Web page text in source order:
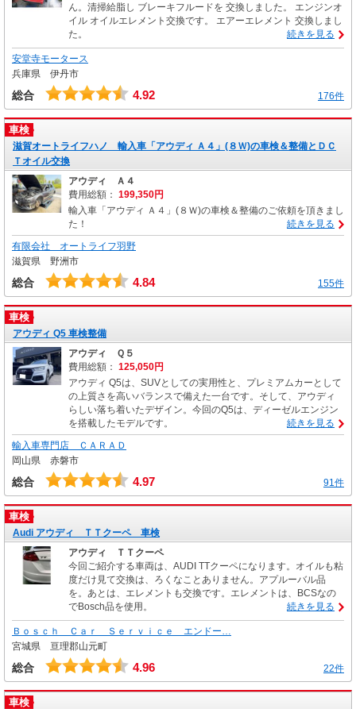
ん。清掃給脂し ブレーキフルードを 交換しました。 エンジンオ
イル オイルエレメント交換です。 エアーエレメント 交換しまし
た。
続きを見る
安堂寺モータース
兵庫県 伊丹市
総合 4.92 176件
車検
滋賀オートライフハノ 輸入車「アウディ Ａ４」(８Ｗ)の車検＆整備とＤＣ
Ｔオイル交換
アウディ Ａ４
費用総額： 199,350円
輸入車「アウディ Ａ４」(８Ｗ)の車検＆整備のご依頼を頂きまし
た！
続きを見る
有限会社 オートライフ羽野
滋賀県 野洲市
総合 4.84 155件
車検
アウディ Q5 車検整備
アウディ Ｑ５
費用総額： 125,050円
アウディ Q5は、SUVとしての実用性と、プレミアムカーとして
の上質さを高いバランスで備えた一台です。そして、アウディ
らしい落ち着いたデザイン。今回のQ5は、ディーゼルエンジン
を搭載したモデルです。
続きを見る
輸入車専門店 ＣＡＲＡＤ
岡山県 赤磐市
総合 4.97 91件
車検
Audi アウディ ＴＴクーペ 車検
アウディ ＴＴクーペ
今回ご紹介する車両は、AUDI TTクーペになります。オイルも粘
度だけ見て交換は、ろくなことありません。アプルーバル品
を。あとは、エレメントも交換です。エレメントは、BCSなの
でBosch品を使用。
続きを見る
Ｂｏｓｃｈ Ｃａｒ Ｓｅｒｖｉｃｅ エンドー…
宮城県 亘理郡山元町
総合 4.96 22件
車検